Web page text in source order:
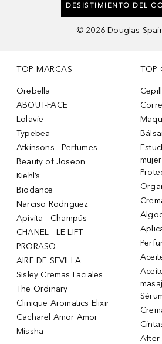
DESISTIMIENTO DEL
© 2026 Douglas
TOP MARCAS
Orebella
ABOUT-FACE
Lolavie
Typebea
Atkinsons - Perfumes
Beauty of Joseon
Kiehl’s
Biodance
Narciso Rodriguez
Apivita - Champús
CHANEL - LE LIFT
PRORASO
AIRE DE SEVILLA
Sisley Cremas Faciales
The Ordinary
Clinique Aromatics Elixir
Cacharel Amor Amor
Missha
TOP
mujer
After